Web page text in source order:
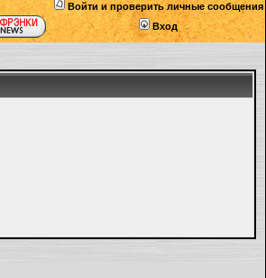
Войти и проверить личные сообщения
Вход